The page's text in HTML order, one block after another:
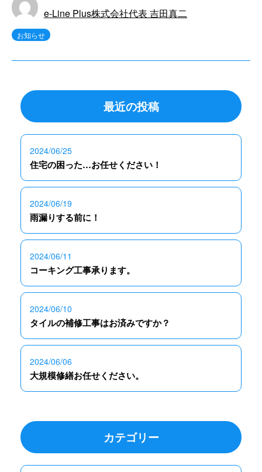
e-Line Plus株式会社代表 吉田真二
お知らせ
最近の投稿
2024/06/25
住宅の困った…お任せください！
2024/06/19
雨漏りする前に！
2024/06/11
コーキング工事承ります。
2024/06/10
タイルの補修工事はお済みですか？
2024/06/06
大規模修繕お任せください。
カテゴリー